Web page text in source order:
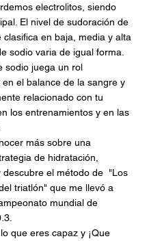
electrolitos, siendo
El nivel de sudoración de
clasifica en baja, media y alta
sodio varia de igual forma.
sodio juega un rol
el balance de la sangre y
relacionado con tu
los entrenamientos y en las
más sobre una
de hidratación,
descubre el método de  "Los
triatlón" que me llevó a
mundial de
que eres capaz y ¡Que